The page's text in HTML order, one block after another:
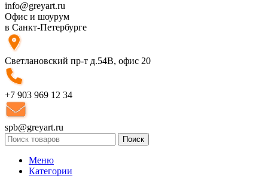
info@greyart.ru
Офис и шоурум
в Санкт-Петербурге
Светлановский пр-т д.54В, офис 20
+7 903 969 12 34
spb@greyart.ru
Поиск
Меню
Категории